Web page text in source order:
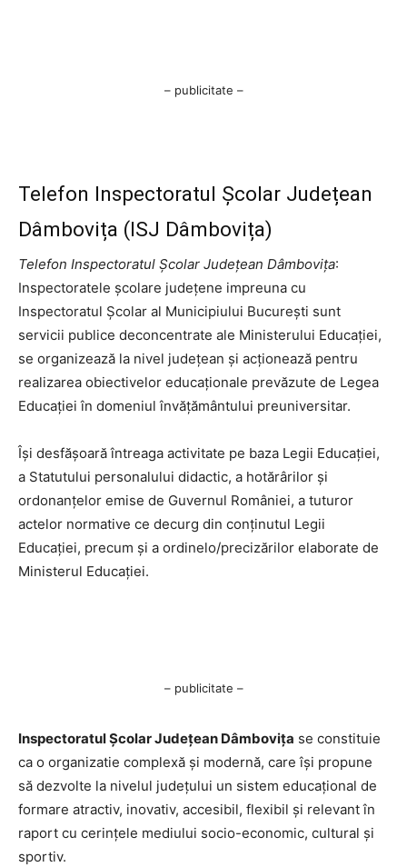
– publicitate –
Telefon Inspectoratul Școlar Județean
Dâmbovița (ISJ Dâmbovița)
Telefon Inspectoratul Școlar Județean Dâmbovița:
Inspectoratele şcolare judeţene impreuna cu
Inspectoratul Şcolar al Municipiului Bucureşti sunt
servicii publice deconcentrate ale Ministerului Educaţiei,
se organizează la nivel județean și acționează pentru
realizarea obiectivelor educaționale prevăzute de Legea
Educației în domeniul învățământului preuniversitar.
Își desfășoară întreaga activitate pe baza Legii Educației,
a Statutului personalului didactic, a hotărârilor și
ordonanțelor emise de Guvernul României, a tuturor
actelor normative ce decurg din conținutul Legii
Educației, precum și a ordinelo/precizărilor elaborate de
Ministerul Educației.
– publicitate –
Inspectoratul Școlar Județean Dâmbovița se constituie
ca o organizatie complexă și modernă, care își propune
să dezvolte la nivelul județului un sistem educațional de
formare atractiv, inovativ, accesibil, flexibil și relevant în
raport cu cerințele mediului socio-economic, cultural și
sportiv.